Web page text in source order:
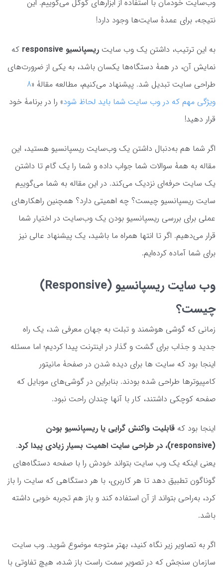
وب‌سایت خودمان با استفاده از ابزارهای گوگل می‌گوییم. این
نتیجه، برای عمدۀ سایت‌ها وجود دارد!
به این ترتیب، داشتن یک وب سایت ریسپانسیو responsive
که
نمایش آن، در همۀ دستگاه‌ها یکسان باشد، به یکی از ضرورت‌های
طراحی سایت تبدیل شد. پیشنهاد می‌کنیم، مطالعه مقالۀ «8
ویژگی مهم که در وب سایت شما باید لحاظ شود» را در برنامۀ خود
قرار دهید!
اگر شما هم به‌دنبال داشتن یک وب‌سایت ریسپانسیو هستید، این
مقاله به همۀ سوالات شما جواب داده و شما را یک گام تا داشتن
یک سایت حرفه‌ای نزدیک می‌کند. در این مقاله به شما می‌گوییم
سایت ریسپانسیو چیست؟ چه اهمیتی دارد؟ همچنین راهکارهای
عملی برای بررسی ریسپانسیو بودن یک وب‌سایت در اختیار شما
قرار می‌دهیم. اگر تا انتها همراه ما باشید، یک پیشنهاد عالی نیز
برای شما آماده کرده‌ایم.
وب سایت ریسپانسیو (Responsive)
چیست؟
زمانی که گوشی هوشمند و تبلت‌ به جهان معرفی شد، یک راه
جدید و جذاب برای گشت و گذار در اینترنت پیدا کردیم؛ اما مسئله
اینجا بود که سایت ها برای دیده شدن در صفحۀ مانیتور
کامپیوترها طراحی شده بودند. بنابراین در گوشی‌های موبایل که
صفحه کوچکی داشتند، کار با آنها چندان راحت نبود.
اینجا بود که قابلیت واکنش گرایی یا ریسپانسیو بودن
(responsive)، در طراحی سایت اهمیت بسیار زیادی پیدا کرد
.
یعنی اینکه یک وب سایت بتواند خودش را با صفحه‌ دستگاه‌های
گوناگون تطبیق دهد تا هر کاربری، با هر دستگاهی که سایت را باز
کرد، به‌راحی بتواند از آن استفاده کند و باز هم تجربه خوبی داشته
باشد.
اگر به تصاویر زیر نگاه کنید، بهتر متوجه موضوع شوید. وب سایت
سازمان سنجش که در تصویر سمت راست باز شده، هیچ تفاوتی با